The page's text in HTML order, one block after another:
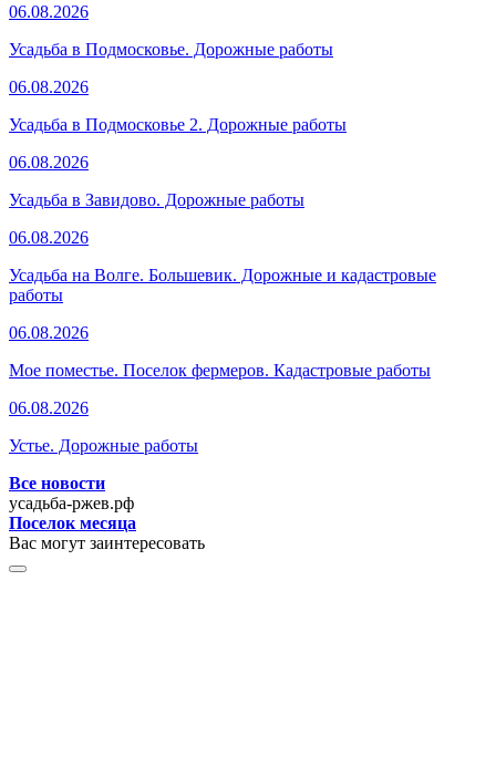
06.08.2026
Усадьба в Подмосковье. Дорожные работы
06.08.2026
Усадьба в Подмосковье 2. Дорожные работы
06.08.2026
Усадьба в Завидово. Дорожные работы
06.08.2026
Усадьба на Волге. Большевик. Дорожные и кадастровые
работы
06.08.2026
Мое поместье. Поселок фермеров. Кадастровые работы
06.08.2026
Устье. Дорожные работы
Все новости
усадьба-ржев.рф
Поселок месяца
Вас могут заинтересовать